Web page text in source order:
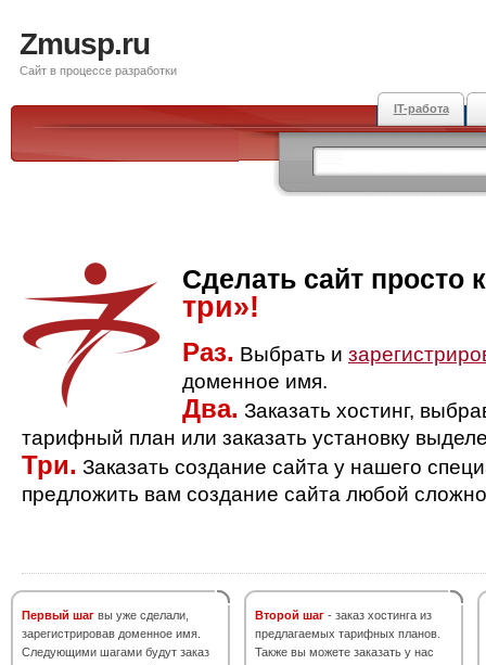
Zmusp.ru
Сайт в процессе разработки
IT-работа
Сделать сайт просто
три»!
Раз. Выбрать и
доменное имя.
Два. Заказать хостинг,
тарифный план или заказать установку
Три. Заказать создание сайта у нашего
предложить вам создание сайта любой
Первый шаг вы уже сделали,
зарегистрировав доменное имя.
Следующими шагами будут заказ
Второй шаг - заказ хостинга из
предлагаемых тарифных планов.
Также вы можете заказать у нас